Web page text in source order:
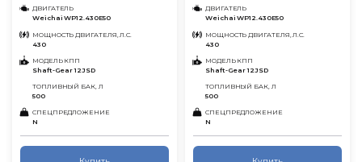
ДВИГАТЕЛЬ
Weichai WP12.430E50
МОЩНОСТЬ ДВИГАТЕЛЯ, Л.С.
430
МОДЕЛЬ КПП
Shaft-Gear 12JSD
ТОПЛИВНЫЙ БАК, Л
500
СПЕЦПРЕДЛОЖЕНИЕ
N
ДВИГАТЕЛЬ
Weichai WP12.430E50
МОЩНОСТЬ ДВИГАТЕЛЯ, Л.С.
430
МОДЕЛЬ КПП
Shaft-Gear 12JSD
ТОПЛИВНЫЙ БАК, Л
500
СПЕЦПРЕДЛОЖЕНИЕ
N